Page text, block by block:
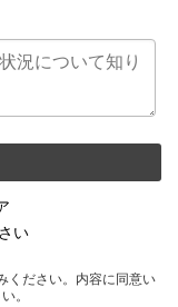
い
ください。内容に同意い
。